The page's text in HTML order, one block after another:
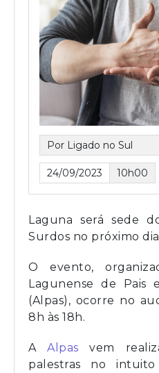
Por Ligado no Sul
24/09/2023 10h00
Laguna será sede
Surdos no próximo
O evento,
Lagunense de Pais
(Alpas), ocorre no
8h às 18h.
AAlpas vem
palestras no